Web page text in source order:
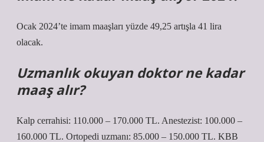
Ocak 2024’te imam maaşları yüzde 49,25 artışla 41 lira
olacak.
Uzmanlık okuyan doktor ne kadar
maaş alır?
Kalp cerrahisi: 110.000 – 170.000 TL. Anestezist: 100.000 –
160.000 TL. Ortopedi uzmanı: 85.000 – 150.000 TL. KBB